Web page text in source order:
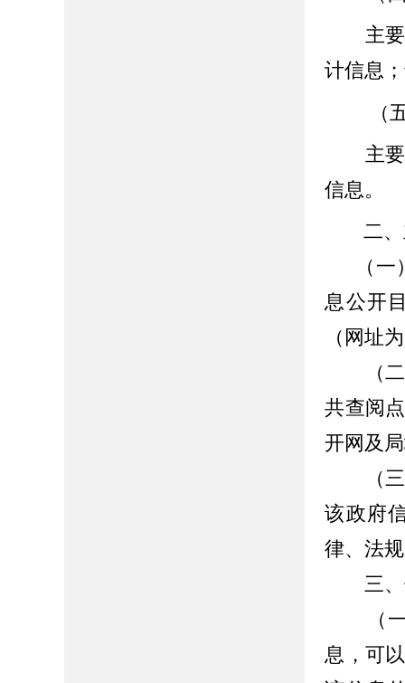
主要
计信息
（
主要
信息。
二
（
息公开
（ 网址
（二
共查阅
开网及
（
该政府
律、法
三
（
息，可